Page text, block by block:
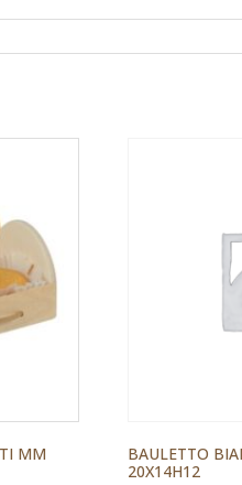
MM
BAULETTO
20X14H12